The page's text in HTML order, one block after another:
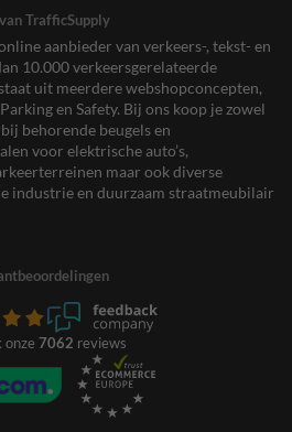
TrafficSupply
aanbieder van verkeers-, tekst- en
10.000 verkeersgerelateerde
uit meerdere webshopconcepten,
en Safety. Bij ons koop je zowel
behorende beugels en
voor elektrische auto’s,
maar ook diverse
industrie en duurzaam straatmeubilair
onze 7062 reviews